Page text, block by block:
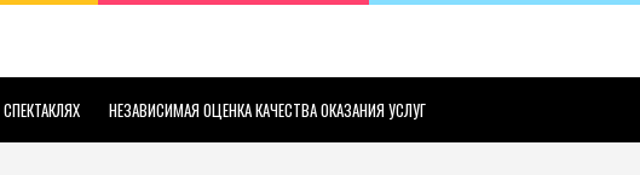
НЕЗАВИСИМАЯ ОЦЕНКА КАЧЕСТВА ОКАЗАНИЯ УСЛУГ